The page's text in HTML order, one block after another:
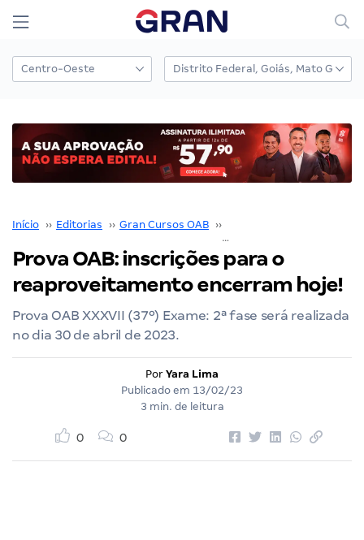
Início ›› Editorias ›› Gran Cursos OAB ››
Prova OAB: inscrições para o
reaproveitamento encerram hoje!
Prova OAB XXXVII (37º) Exame: 2ª fase será realizada
no dia 30 de abril de 2023.
Por Yara Lima
Publicado em 13/02/23
3 min. de leitura
0 0